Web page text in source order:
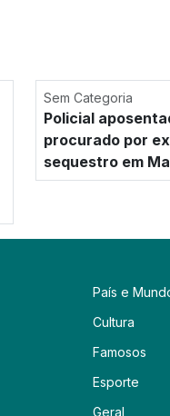
Sem Categoria
Policial
procurado por
sequestro em
País e
Cultura
Famosos
Esporte
Geral